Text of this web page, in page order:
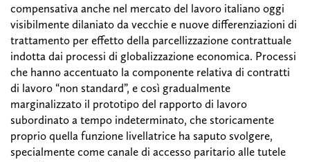
compensativa anche nel mercato del lavoro italiano oggi
visibilmente dilaniato da vecchie e nuove differenziazioni di
trattamento per effetto della parcellizzazione contrattuale
indotta dai processi di globalizzazione economica. Processi
che hanno accentuato la componente relativa di contratti
di lavoro “non standard”, e così gradualmente
marginalizzato il prototipo del rapporto di lavoro
subordinato a tempo indeterminato, che storicamente
proprio quella funzione livellatrice ha saputo svolgere,
specialmente come canale di accesso paritario alle tutele